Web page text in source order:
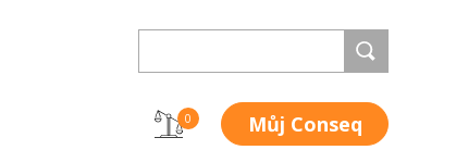
0 Můj Conseq